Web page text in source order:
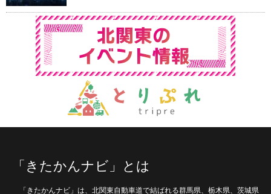
「きたかんナビ」とは
「きたかんナビ」は、北関東自動車道で結ばれる群馬県、栃木県、茨城県